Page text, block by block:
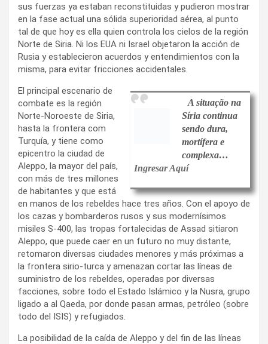
sus fuerzas ya estaban reconstituidas y pudieron mostrar
en la fase actual una sólida superioridad aérea, al punto
tal de que hoy es ella quien controla los cielos de la región
Norte de Siria. Ni los EUA ni Israel objetaron la acción de
Rusia y establecieron acuerdos y entendimientos con la
misma, para evitar fricciones accidentales.
A situação na
Síria continua
sendo dura,
mortífera e
complexa…
Ingresar Aquí
El principal escenario de
combate es la región
Norte-Noroeste de Siria,
hasta la frontera com
Turquía, y tiene como
epicentro la ciudad de
Aleppo, la mayor del país,
con más de tres millones
de habitantes y que está
en manos de los rebeldes hace tres años. Con el apoyo de
los cazas y bombarderos rusos y sus modernísimos
misiles S-400, las tropas fortalecidas de Assad sitiaron
Aleppo, que puede caer en un futuro no muy distante,
retomaron diversas ciudades menores y más próximas a
la frontera sirio-turca y amenazan cortar las líneas de
suministro de los rebeldes, operadas por diversas
facciones, sobre todo el Estado Islámico y la Nusra, grupo
ligado a al Qaeda, por donde pasan armas, petróleo (sobre
todo del ISIS) y refugiados.
La posibilidad de la caída de Aleppo y del fin de las líneas